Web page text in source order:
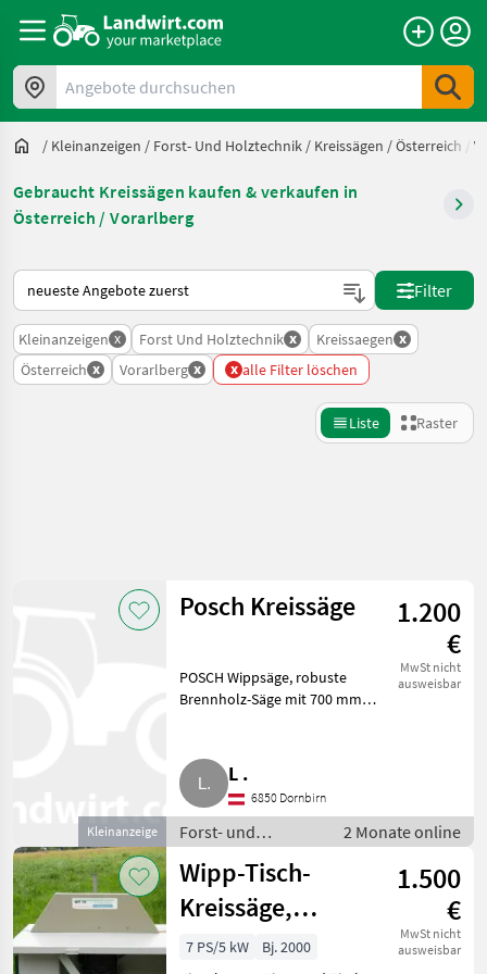
Angebote durchsuchen
/ Kleinanzeigen / Forst- Und Holztechnik / Kreissägen /Österreich /
Gebraucht Kreissägen kaufen & verkaufen in
Österreich / Vorarlberg
So wird auf Landwirt.com sortiert
Filter
Kleinanzeigen x Forst Und Holztechnik x Kreissaegen x
Österreich x Vorarlberg x x alle Filter löschen
Liste Raster
Kategorie 4 Land 2 Filter
KATEGORIE
WÄHLEN
Posch
Sonstige
1
2
Ergebnisse
Kleinanzeige
Posch Kreissäge
1.200
€
MwSt nicht
ausweisbar
POSCH Wippsäge, robuste
Brennholz-Säge mit 700 mm
L .
6850 Dornbirn
Forst- und
Holztechnik /
Kreissägen
2 Monate online
Wipp-Tisch-
Kreissäge,
Brennholz-
1.500
€
MwSt nicht
ausweisbar
7 PS/5 kW
Bj. 2000